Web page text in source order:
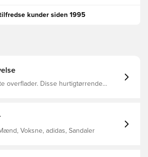
kunder siden 1995
overflader. Disse hurtigtørrende
Syntetisk overdel med
ydersål; Syntetisk for Blød
Hurtigtørrende materialer
Voksne, adidas, Sandaler